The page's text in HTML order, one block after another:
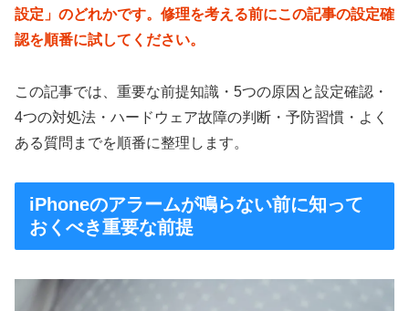
設定」のどれかです。修理を考える前にこの記事の設定確
認を順番に試してください。
この記事では、重要な前提知識・5つの原因と設定確認・
4つの対処法・ハードウェア故障の判断・予防習慣・よく
ある質問までを順番に整理します。
iPhoneのアラームが鳴らない前に知って
おくべき重要な前提